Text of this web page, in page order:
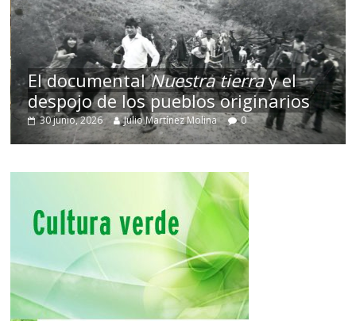
El documentalNuestra tierray el
despojo de los pueblos originarios
30 junio, 2026 Julio Martínez Molina 0